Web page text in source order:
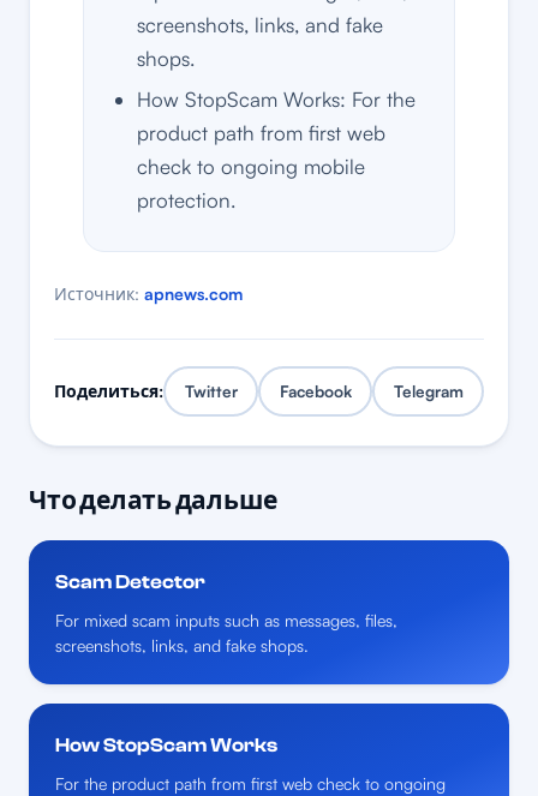
screenshots, links, and fake
shops.
How StopScam Works: For the
product path from first web
check to ongoing mobile
protection.
Источник: apnews.com
Поделиться: Twitter Facebook Telegram
Что делать дальше
Scam Detector
For mixed scam inputs such as messages, files,
screenshots, links, and fake shops.
How StopScam Works
For the product path from first web check to ongoing